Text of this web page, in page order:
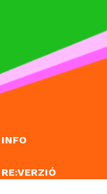
INFO
RE:VERZIÓ